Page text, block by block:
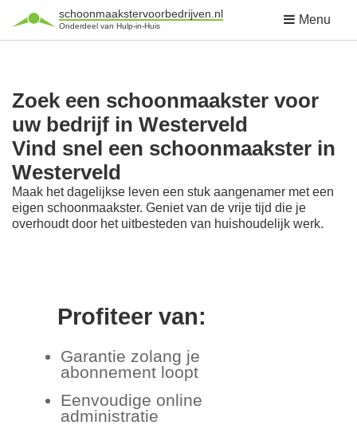
schoonmaakstervoorbedrijven.nl
Onderdeel van Hulp-in-Huis Menu
Zoek een schoonmaakster voor
uw bedrijf in Westerveld
Vind snel een schoonmaakster in
Westerveld
Maak het dagelijkse leven een stuk aangenamer met een
eigen schoonmaakster. Geniet van de vrije tijd die je
overhoudt door het uitbesteden van huishoudelijk werk.
Profiteer van:
Garantie zolang je
abonnement loopt
Eenvoudige online
administratie